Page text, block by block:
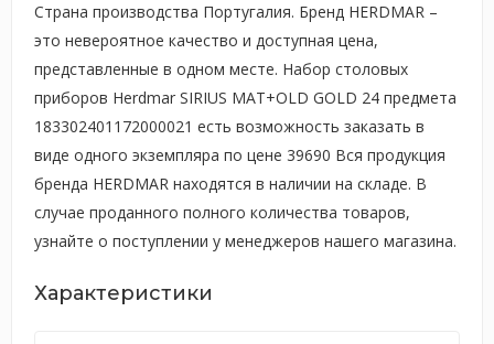
Страна производства Португалия. Бренд HERDMAR –
это невероятное качество и доступная цена,
представленные в одном месте. Набор столовых
приборов Herdmar SIRIUS MAT+OLD GOLD 24 предмета
183302401172000021 есть возможность заказать в
виде одного экземпляра по цене 39690 Вся продукция
бренда HERDMAR находятся в наличии на складе. В
случае проданного полного количества товаров,
узнайте о поступлении у менеджеров нашего магазина.
Характеристики